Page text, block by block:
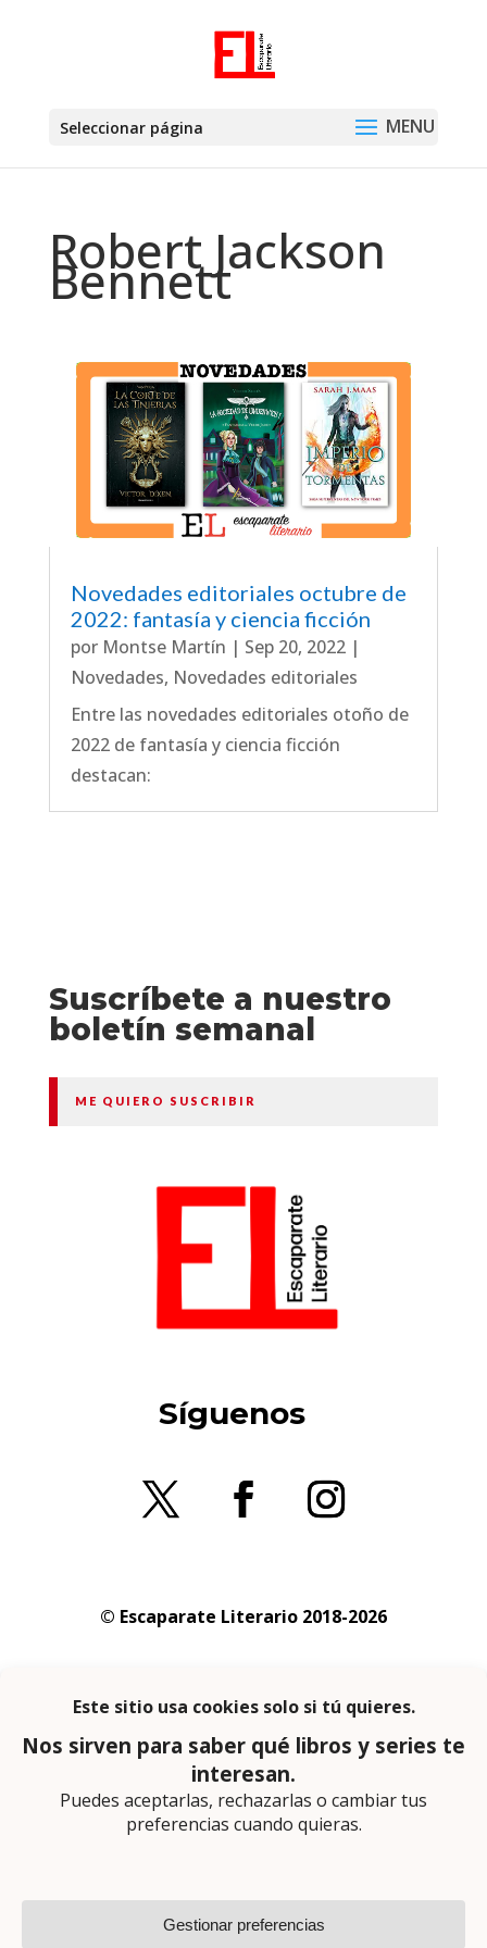
Seleccionar página
Robert Jackson
Bennett
Novedades editoriales octubre de
2022: fantasía y ciencia ficción
por Montse Martín | Sep 20, 2022|
Novedades, Novedades editoriales
Entre las novedades editoriales otoño de
2022 de fantasía y ciencia ficción
destacan:
Suscríbete a nuestro
boletín semanal
ME QUIERO SUSCRIBIR
Síguenos
© Escaparate Literario 2018-2026
privacidad
En calidad de afiliado de Amazon obtengo
ingresos por las compras adscritas que